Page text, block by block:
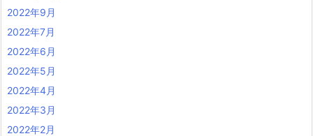
2022年9月
2022年7月
2022年6月
2022年5月
2022年4月
2022年3月
2022年2月